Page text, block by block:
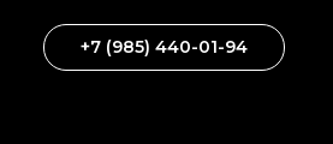
+7 (985) 440-01-94